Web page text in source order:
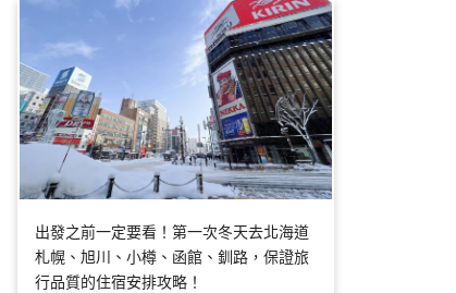
出發之前一定要看！第一次冬天去北海道
札幌、旭川、小樽、函館、釧路，保證旅
行品質的住宿安排攻略！